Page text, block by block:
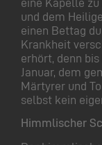
und dem
einen Bettag
Krankheit
erhört, denn
Januar, dem
Märtyrer und
selbst kein
Himmlischer